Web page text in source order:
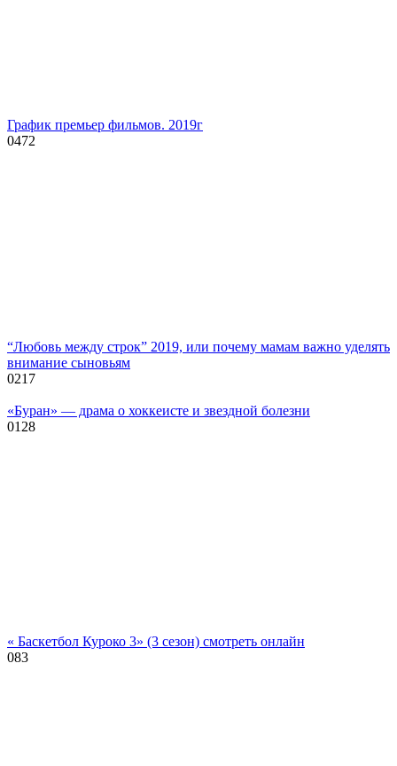
График премьер фильмов. 2019г
0472
“Любовь между строк” 2019, или почему мамам важно уделять
внимание сыновьям
0217
«Буран» — драма о хоккеисте и звездной болезни
0128
« Баскетбол Куроко 3» (3 сезон) смотреть онлайн
083